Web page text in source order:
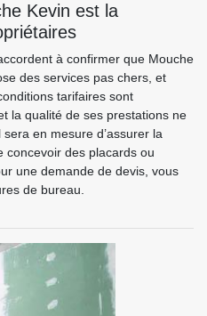
Kevin est la
à confirmer que Mouche
des services pas chers, et
tarifaires sont
la qualité de ses prestations ne
en mesure d’assurer la
concevoir des placards ou
une demande de devis, vous
de bureau.